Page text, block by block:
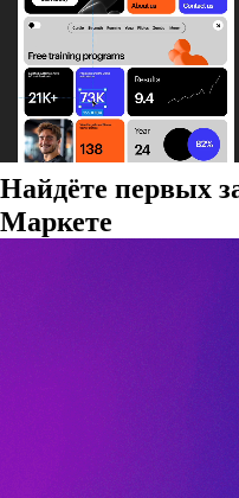
Найдёте первых
Маркете